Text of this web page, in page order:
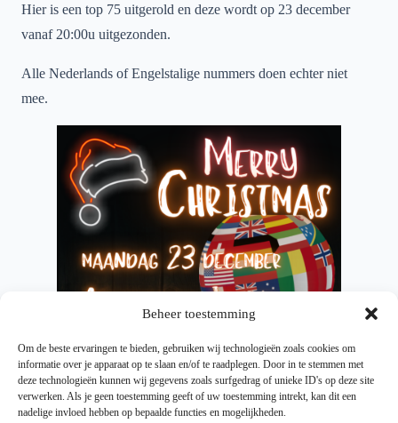
Beheer toestemming
Om de beste ervaringen te bieden, gebruiken wij technologieën zoals cookies om
informatie over je apparaat op te slaan en/of te raadplegen. Door in te stemmen met
deze technologieën kunnen wij gegevens zoals surfgedrag of unieke ID's op deze site
verwerken. Als je geen toestemming geeft of uw toestemming intrekt, kan dit een
nadelige invloed hebben op bepaalde functies en mogelijkheden.
Hier is een top 75 uitgerold en deze wordt op 23 december
vanaf 20:00u uitgezonden.
Alle Nederlands of Engelstalige nummers doen echter niet
mee.